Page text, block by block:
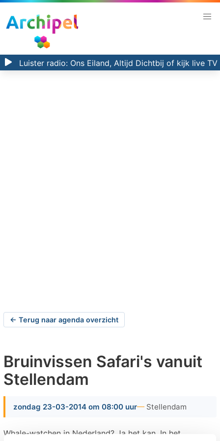
Luister radio: Ons Eiland, Altijd Dichtbij of kijk live TV
← Terug naar agenda overzicht
Bruinvissen Safari's vanuit
Stellendam
zondag 23-03-2014 om 08:00 uur Stellendam
Whale-watchen in Nederland? Ja het kan. In het